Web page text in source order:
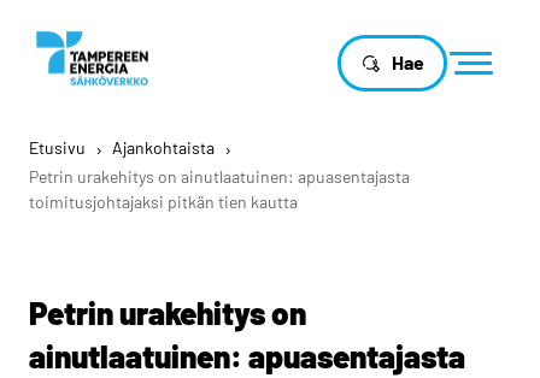
Hae
Etusivu › Ajankohtaista ›
Petrin urakehitys on ainutlaatuinen: apuasentajasta
toimitusjohtajaksi pitkän tien kautta
Petrin urakehitys on
ainutlaatuinen: apuasentajasta